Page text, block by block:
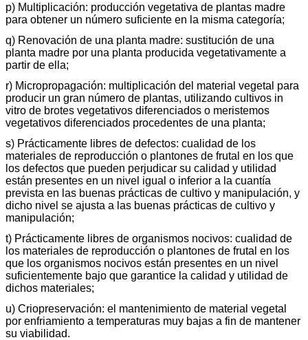
p) Multiplicación: producción vegetativa de plantas madre
para obtener un número suficiente en la misma categoría;
q) Renovación de una planta madre: sustitución de una
planta madre por una planta producida vegetativamente a
partir de ella;
r) Micropropagación: multiplicación del material vegetal para
producir un gran número de plantas, utilizando cultivos in
vitro de brotes vegetativos diferenciados o meristemos
vegetativos diferenciados procedentes de una planta;
s) Prácticamente libres de defectos: cualidad de los
materiales de reproducción o plantones de frutal en los que
los defectos que pueden perjudicar su calidad y utilidad
están presentes en un nivel igual o inferior a la cuantía
prevista en las buenas prácticas de cultivo y manipulación, y
dicho nivel se ajusta a las buenas prácticas de cultivo y
manipulación;
t) Prácticamente libres de organismos nocivos: cualidad de
los materiales de reproducción o plantones de frutal en los
que los organismos nocivos están presentes en un nivel
suficientemente bajo que garantice la calidad y utilidad de
dichos materiales;
u) Criopreservación: el mantenimiento de material vegetal
por enfriamiento a temperaturas muy bajas a fin de mantener
su viabilidad.